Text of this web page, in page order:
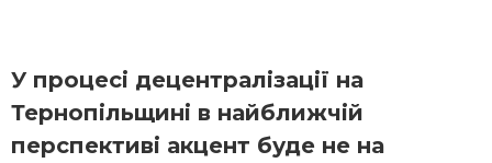
У процесі децентралізації на
Тернопільщині в найближчій
перспективі акцент буде не на